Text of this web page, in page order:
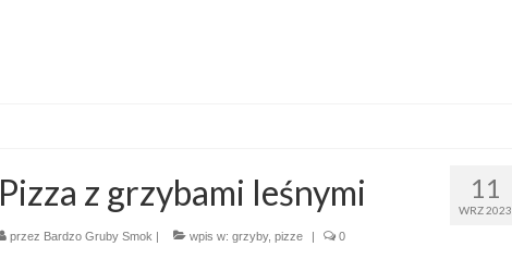
11
WRZ 2023
Pizza z grzybami leśnymi
przez Bardzo Gruby Smok wpis w: grzyby, pizze 0